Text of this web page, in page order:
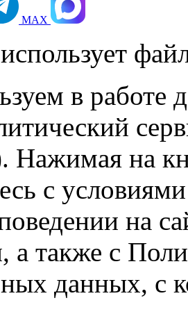
МАХ
в работе
Нажимая на
с
на
а также с
данных, с